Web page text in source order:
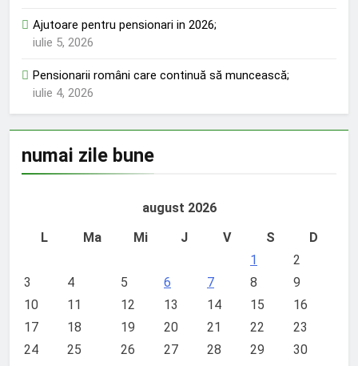
Ajutoare pentru pensionari in 2026;
iulie 5, 2026
Pensionarii români care continuă să muncească;
iulie 4, 2026
numai zile bune
august 2026
L
Ma Mi J V S
D
1
2
3
4 5 6 7 8
9
10
11 12 13 14 15
16
17
18 19 20 21 22
23
24
25 26 27 28 29
30